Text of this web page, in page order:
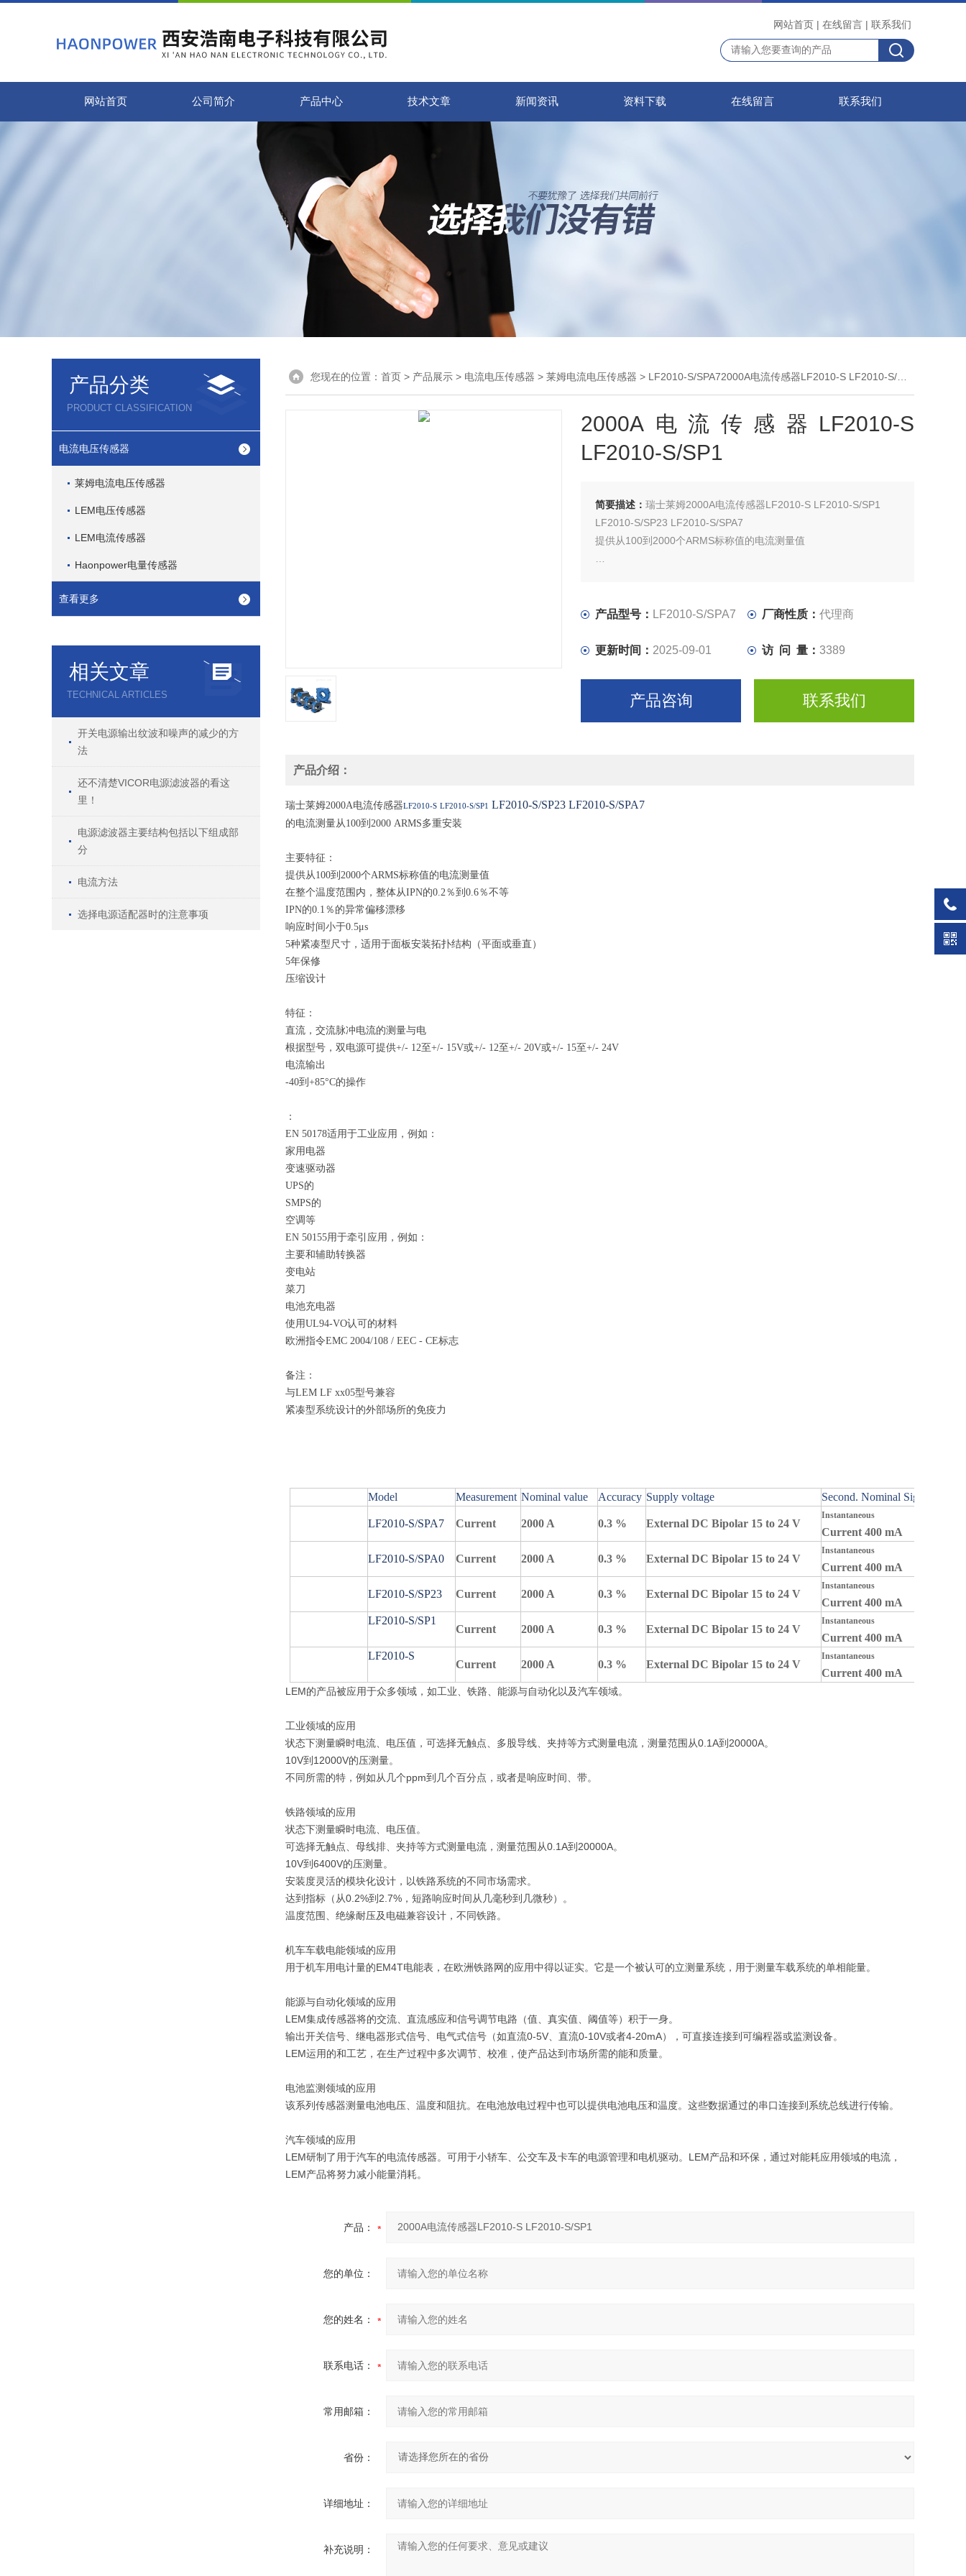
网站首页 | 在线留言 | 联系我们
网站首页 公司简介 产品中心 技术文章 新闻资讯 资料下载 在线留言 联系我们
产品分类
PRODUCT CLASSIFICATION
电流电压传感器
莱姆电流电压传感器
LEM电压传感器
LEM电流传感器
Haonpower电量传感器
查看更多
相关文章
TECHNICAL ARTICLES
开关电源输出纹波和噪声的减少的方
法
还不清楚VICOR电源滤波器的看这
里！
电源滤波器主要结构包括以下组成部
分
电流方法
选择电源适配器时的注意事项
您现在的位置： 首页 > 产品展示 > 电流电压传感器 > 莱姆电流电压传感器 > LF2010-S/SPA72000A电流传感器LF2010-S LF2010-S/SP1
2000A电流传感器LF2010-S
LF2010-S/SP1
简要描述：瑞士莱姆2000A电流传感器LF2010-S LF2010-S/SP1
LF2010-S/SP23 LF2010-S/SPA7
提供从100到2000个ARMS标称值的电流测量值
IPN的0.1％的异常偏移漂移
响应时间小于0.5μs
5年保修
产品型号： LF2010-S/SPA7 厂商性质：代理商
更新时间： 2025-09-01 访 问 量：3389
产品咨询 联系我们
产品介绍：
瑞士莱姆2000A电流传感器LF2010-S LF2010-S/SP1 LF2010-S/SP23 LF2010-S/SPA7
的电流测量从100到2000 ARMS多重安装
主要特征：
提供从100到2000个ARMS标称值的电流测量值
在整个温度范围内，整体从IPN的0.2％到0.6％不等
IPN的0.1％的异常偏移漂移
响应时间小于0.5μs
5种紧凑型尺寸，适用于面板安装拓扑结构（平面或垂直）
5年保修
压缩设计
特征：
直流，交流脉冲电流的测量与电
根据型号，双电源可提供+/- 12至+/- 15V或+/- 12至+/- 20V或+/- 15至+/- 24V
电流输出
-40到+85°C的操作
：
EN 50178适用于工业应用，例如：
家用电器
变速驱动器
UPS的
SMPS的
空调等
EN 50155用于牵引应用，例如：
主要和辅助转换器
变电站
菜刀
电池充电器
使用UL94-VO认可的材料
欧洲指令EMC 2004/108 / EEC - CE标志
备注：
与LEM LF xx05型号兼容
紧凑型系统设计的外部场所的免疫力
Model Measurement Nominal value Accuracy Supply voltage Second. Nominal Signal
LF2010-S/SPA7 Current 2000 A 0.3 % External DC Bipolar 15 to 24 V
Instantaneous
Current 400 mA
LF2010-S/SPA0 Current 2000 A 0.3 % External DC Bipolar 15 to 24 V
Instantaneous
Current 400 mA
LF2010-S/SP23 Current 2000 A 0.3 % External DC Bipolar 15 to 24 V
Instantaneous
Current 400 mA
LF2010-S/SP1
Current 2000 A 0.3 % External DC Bipolar 15 to 24 V
Instantaneous
Current 400 mA
LF2010-S
Current 2000 A 0.3 % External DC Bipolar 15 to 24 V
Instantaneous
Current 400 mA
LEM的产品被应用于众多领域，如工业、铁路、能源与自动化以及汽车领域。
工业领域的应用
状态下测量瞬时电流、电压值，可选择无触点、多股导线、夹持等方式测量电流，测量范围从0.1A到20000A。
10V到12000V的压测量。
不同所需的特，例如从几个ppm到几个百分点，或者是响应时间、带。
铁路领域的应用
状态下测量瞬时电流、电压值。
可选择无触点、母线排、夹持等方式测量电流，测量范围从0.1A到20000A。
10V到6400V的压测量。
安装度灵活的模块化设计，以铁路系统的不同市场需求。
达到指标（从0.2%到2.7%，短路响应时间从几毫秒到几微秒）。
温度范围、绝缘耐压及电磁兼容设计，不同铁路。
机车车载电能领域的应用
用于机车用电计量的EM4T电能表，在欧洲铁路网的应用中得以证实。它是一个被认可的立测量系统，用于测量车载系统的单相能量。
能源与自动化领域的应用
LEM集成传感器将的交流、直流感应和信号调节电路（值、真实值、阈值等）积于一身。
输出开关信号、继电器形式信号、电气式信号（如直流0-5V、直流0-10V或者4-20mA），可直接连接到可编程器或监测设备。
LEM运用的和工艺，在生产过程中多次调节、校准，使产品达到市场所需的能和质量。
电池监测领域的应用
该系列传感器测量电池电压、温度和阻抗。在电池放电过程中也可以提供电池电压和温度。这些数据通过的串口连接到系统总线进行传输。
汽车领域的应用
LEM研制了用于汽车的电流传感器。可用于小轿车、公交车及卡车的电源管理和电机驱动。LEM产品和环保，通过对能耗应用领域的电流，
LEM产品将努力减小能量消耗。
产品：
您的单位：
您的姓名：
联系电话：
常用邮箱：
省份：
详细地址：
补充说明：